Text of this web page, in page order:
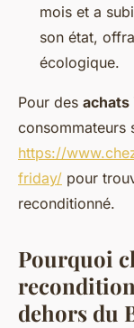
mois et a
son état,
écologique.
Pour des
consommateurs
https://
friday/ pour
reconditionné.
Pourquoi
dehors du